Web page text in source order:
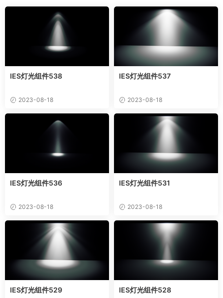
IES灯光组件538
2023-08-18
IES灯光组件537
2023-08-18
IES灯光组件536
2023-08-18
IES灯光组件531
2023-08-18
IES灯光组件529 IES灯光组件528